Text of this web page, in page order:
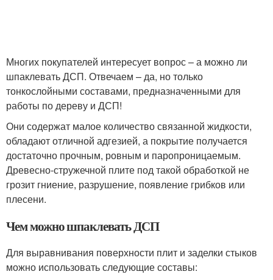
Многих покупателей интересует вопрос – а можно ли
шпаклевать ДСП. Отвечаем – да, но только
тонкослойными составами, предназначенными для
работы по дереву и ДСП!
Они содержат малое количество связанной жидкости,
обладают отличной адгезией, а покрытие получается
достаточно прочным, ровным и паропроницаемым.
Древесно-стружечной плите под такой обработкой не
грозит гниение, разрушение, появление грибков или
плесени.
Чем можно шпаклевать ДСП
Для выравнивания поверхности плит и заделки стыков
можно использовать следующие составы: